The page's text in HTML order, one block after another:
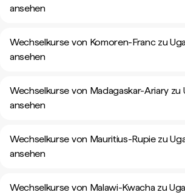
ansehen
Wechselkurse von Komoren-Franc zu
ansehen
Wechselkurse von Madagaskar-Ariary zu
ansehen
Wechselkurse von Mauritius-Rupie zu
ansehen
Wechselkurse von Malawi-Kwacha zu